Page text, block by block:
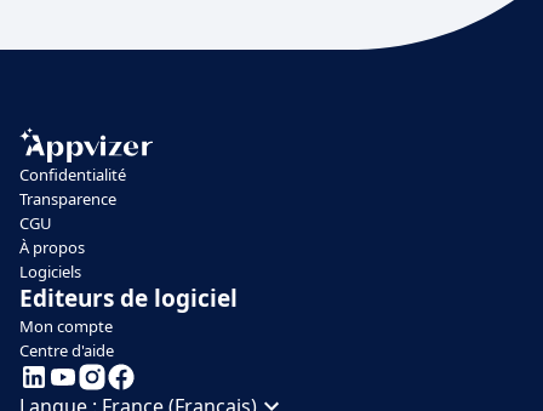
Confidentialité
Transparence
CGU
À propos
Logiciels
Editeurs de logiciel
Mon compte
Centre d'aide